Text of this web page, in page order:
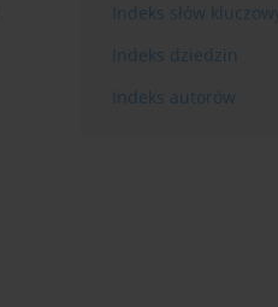
Indeks słów
Indeks dziedzin
Indeks autorów